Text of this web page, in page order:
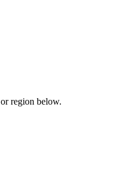
region below.